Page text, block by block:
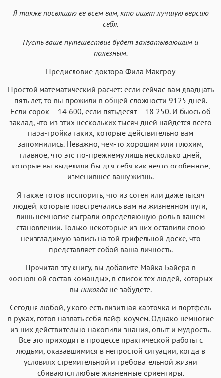
Я также посвящаю ее всем вам, кто ищет лучшую версию
себя.
Пусть ваше путешествие будет захватывающим и
полезным.
Предисловие доктора Фила Макгроу
Простой математический расчет: если сейчас вам двадцать
пять лет, то вы прожили в общей сложности 9125 дней.
Если сорок – 14 600, если пятьдесят – 18 250. И бьюсь об
заклад, что из этих нескольких тысяч дней найдется всего
пара-тройка таких, которые действительно вам
запомнились. Неважно, чем-то хорошим или плохим,
главное, что это по-прежнему лишь несколько дней,
которые вы выделили бы для себя как нечто особенное,
изменившее вашу жизнь.
Я также готов поспорить, что из сотен или даже тысяч
людей, которые повстречались вам на жизненном пути,
лишь немногие сыграли определяющую роль в вашем
становлении. Только некоторые из них оставили свою
неизгладимую запись на той грифельной доске, что
представляет собой ваша личность.
Прочитав эту книгу, вы добавите Майка Байера в
«основной состав команды», в список тех людей, которых
вы никогдане забудете.
Сегодня любой, у кого есть визитная карточка и портфель
в руках, готов назвать себя лайф-коучем. Однако немногие
из них действительно накопили знания, опыт и мудрость.
Все это приходит в процессе практической работы с
людьми, оказавшимися в непростой ситуации, когда в
условиях стремительной и требовательной жизни
сбиваются любые жизненные ориентиры.